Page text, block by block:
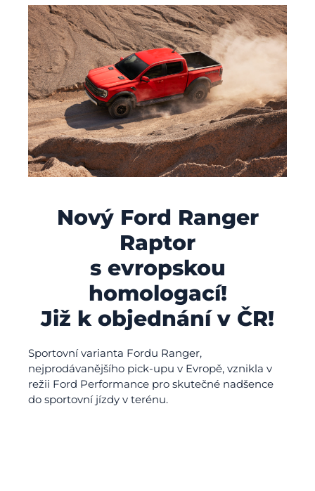
Nový Ford Ranger
Raptor
s evropskou
homologací!
Již k objednání v ČR!
Sportovní varianta Fordu Ranger,
nejprodávanějšího pick-upu v Evropě, vznikla v
režii Ford Performance pro skutečné nadšence
do sportovní jízdy v terénu.